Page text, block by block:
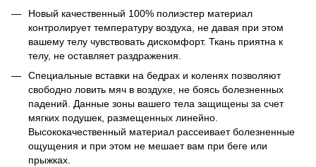
Новый качественный 100% полиэстер материал
контролирует температуру воздуха, не давая при этом
вашему телу чувствовать дискомфорт. Ткань приятна к
телу, не оставляет раздражения.
Специальные вставки на бедрах и коленях позволяют
свободно ловить мяч в воздухе, не боясь болезненных
падений. Данные зоны вашего тела защищены за счет
мягких подушек, размещенных линейно.
Высококачественный материал рассеивает болезненные
ощущения и при этом не мешает вам при беге или
прыжках.